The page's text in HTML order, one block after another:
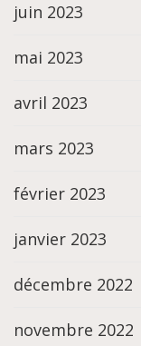
juin 2023
mai 2023
avril 2023
mars 2023
février 2023
janvier 2023
décembre 2022
novembre 2022